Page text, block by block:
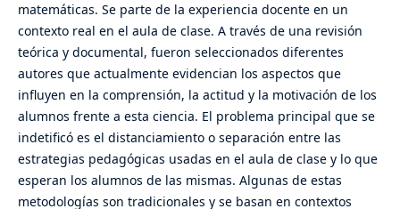
matemáticas. Se parte de la experiencia docente en un
contexto real en el aula de clase. A través de una revisión
teórica y documental, fueron seleccionados diferentes
autores que actualmente evidencian los aspectos que
influyen en la comprensión, la actitud y la motivación de los
alumnos frente a esta ciencia. El problema principal que se
indetificó es el distanciamiento o separación entre las
estrategias pedagógicas usadas en el aula de clase y lo que
esperan los alumnos de las mismas. Algunas de estas
metodologías son tradicionales y se basan en contextos